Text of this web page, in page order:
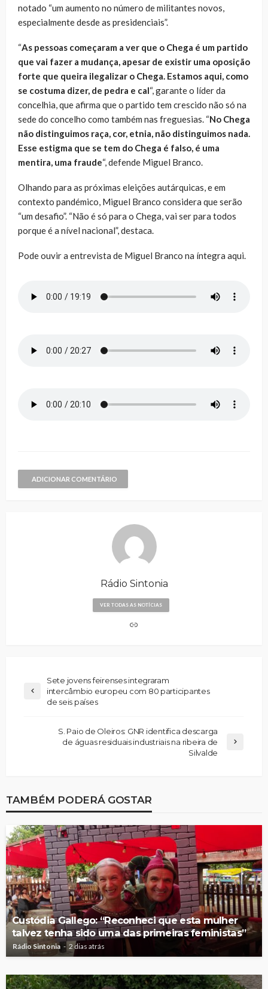
notado “um aumento no número de militantes novos,
especialmente desde as presidenciais”.
“As pessoas começaram a ver que o Chega é um partido
que vai fazer a mudança, apesar de existir uma oposição
forte que queira ilegalizar o Chega. Estamos aqui, como
se costuma dizer, de pedra e cal“, garante o líder da
concelhia, que afirma que o partido tem crescido não só na
sede do concelho como também nas freguesias. “No Chega
não distinguimos raça, cor, etnia, não distinguimos nada.
Esse estigma que se tem do Chega é falso, é uma
mentira, uma fraude“, defende Miguel Branco.
Olhando para as próximas eleições autárquicas, e em
contexto pandémico, Miguel Branco considera que serão
“um desafio”. “Não é só para o Chega, vai ser para todos
porque é a nível nacional”, destaca.
Pode ouvir a entrevista de Miguel Branco na íntegra aqui.
ADICIONAR COMENTÁRIO
Rádio Sintonia
VER TODAS AS NOTÍCIAS
Sete jovens feirenses integraram
intercâmbio europeu com 80 participantes
de seis países
S. Paio de Oleiros: GNR identifica descarga
de águas residuais industriais na ribeira de
Silvalde
TAMBÉM PODERÁ GOSTAR
Custódia Gallego: “Reconheci que esta mulher
talvez tenha sido uma das primeiras feministas”
Rádio Sintonia 2 dias atrás